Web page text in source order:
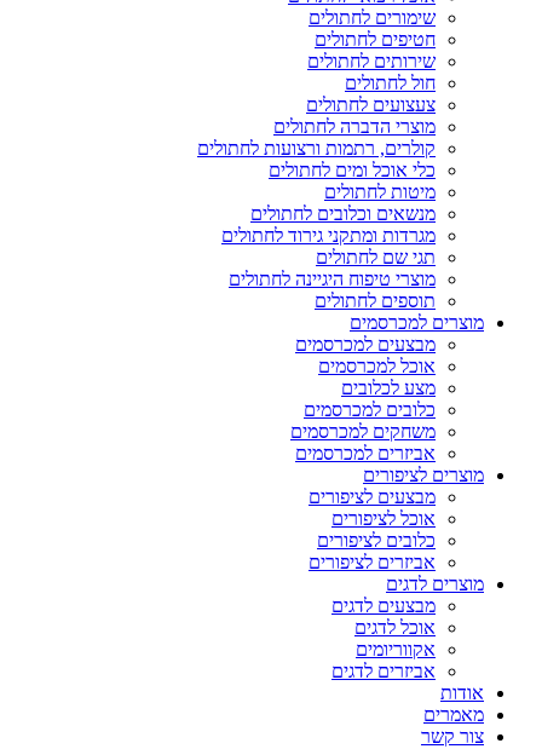
שימורים לחתולים
חטיפים לחתולים
שירותים לחתולים
חול לחתולים
צעצועים לחתולים
מוצרי הדברה לחתולים
קולרים, רתמות ורצועות לחתולים
כלי אוכל ומים לחתולים
מיטות לחתולים
מנשאים וכלובים לחתולים
מגרדות ומתקני גירוד לחתולים
תגי שם לחתולים
מוצרי טיפוח היגיינה לחתולים
תוספים לחתולים
מוצרים למכרסמים
מבצעים למכרסמים
אוכל למכרסמים
מצע לכלובים
כלובים למכרסמים
משחקים למכרסמים
אביזרים למכרסמים
מוצרים לציפורים
מבצעים לציפורים
אוכל לציפורים
כלובים לציפורים
אביזרים לציפורים
מוצרים לדגים
מבצעים לדגים
אוכל לדגים
אקווריומים
אביזרים לדגים
אודות
מאמרים
צור קשר